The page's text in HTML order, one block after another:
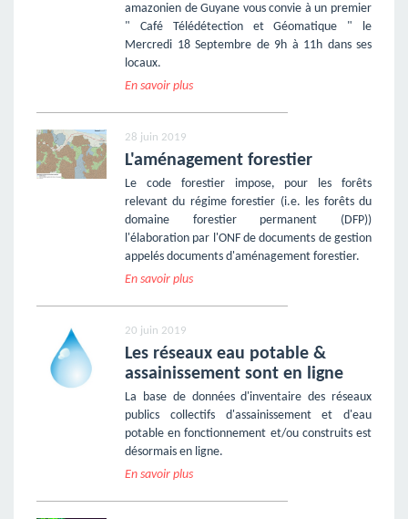
amazonien de Guyane vous convie à un premier
" Café Télédétection et Géomatique " le
Mercredi 18 Septembre de 9h à 11h dans ses
locaux.
En savoir plus
28 juin 2019
L'aménagement forestier
Le code forestier impose, pour les forêts
relevant du régime forestier (i.e. les forêts du
domaine forestier permanent (DFP))
l'élaboration par l'ONF de documents de gestion
appelés documents d'aménagement forestier.
En savoir plus
20 juin 2019
Les réseaux eau potable &
assainissement sont en ligne
La base de données d'inventaire des réseaux
publics collectifs d'assainissement et d'eau
potable en fonctionnement et/ou construits est
désormais en ligne.
En savoir plus